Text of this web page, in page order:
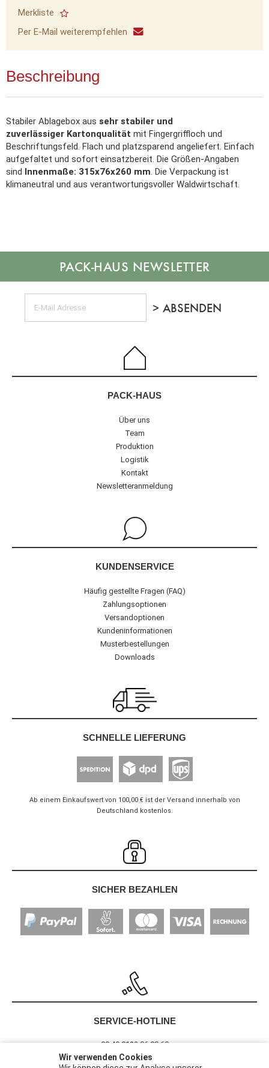
Merkliste
Per E-Mail weiterempfehlen
Beschreibung
Stabiler Ablagebox aus sehr stabiler und
zuverlässiger Kartonqualität mit Fingergriffloch und
Beschriftungsfeld. Flach und platzsparend angeliefert. Einfach
aufgefaltet und sofort einsatzbereit. Die Größen-Angaben
sind Innenmaße: 315x76x260 mm. Die Verpackung ist
klimaneutral und aus verantwortungsvoller Waldwirtschaft.
NEWSLETTER
PACK-HAUS
Über uns
Team
Produktion
Logistik
Kontakt
Newsletteranmeldung
KUNDENSERVICE
Häufig gestellte Fragen (FAQ)
Zahlungsoptionen
Versandoptionen
Kundeninformationen
Musterbestellungen
Downloads
SCHNELLE LIEFERUNG
Ab einem Einkaufswert von 100,00 € ist der Versand innerhalb von
Deutschland kostenlos.
SICHER BEZAHLEN
SERVICE-HOTLINE
00 49 8122 86 88 60
Wir verwenden Cookies